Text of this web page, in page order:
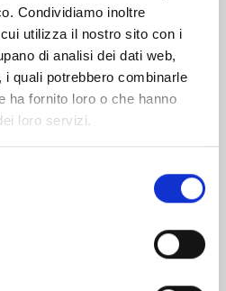
Condividiamo inoltre
utilizza il nostro sito con i
di analisi dei dati web,
quali potrebbero combinarle
ha fornito loro o che hanno
loro servizi.